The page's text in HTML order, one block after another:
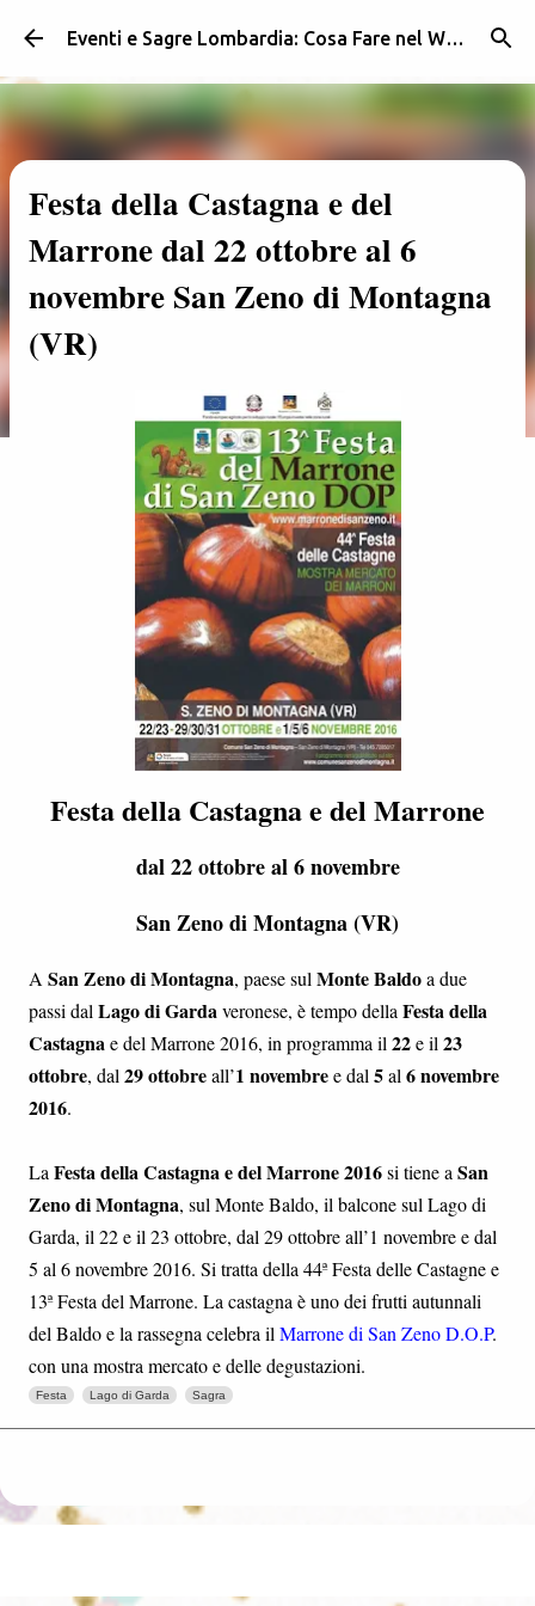
Passa ai contenuti principali Eventi e Sagre Lombardia: Cosa Fare nel Weekend | Weekendidea
Festa della Castagna e del
Marrone dal 22 ottobre al 6
novembre San Zeno di Montagna
(VR)
Festa della Castagna e del Marrone
dal 22 ottobre al 6 novembre
San Zeno di Montagna (VR)
A San Zeno di Montagna, paese sul Monte Baldoa due
passi dal Lago di Gardaveronese, è tempo della Festa della
Castagnae del Marrone 2016, in programma il 22e il 23
ottobre, dal 29 ottobreall’1 novembree dal 5al 6 novembre
2016.
La Festa della Castagna e del Marrone 2016si tiene a San
Zeno di Montagna, sul Monte Baldo, il balcone sul Lago di
Garda, il 22 e il 23 ottobre, dal 29 ottobre all’1 novembre e dal
5 al 6 novembre 2016. Si tratta della 44ª Festa delle Castagne e
13ª Festa del Marrone. La castagna è uno dei frutti autunnali
del Baldo e la rassegna celebra il Marrone di San Zeno D.O.P.
con una mostra mercato e delle degustazioni.
Festa Lago di Garda Sagra